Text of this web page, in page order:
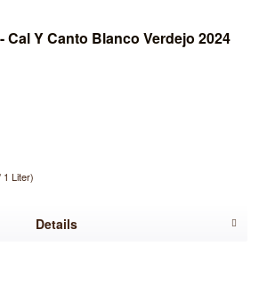
Cal Y Canto Blanco Verdejo 2024
1 Liter)
Details